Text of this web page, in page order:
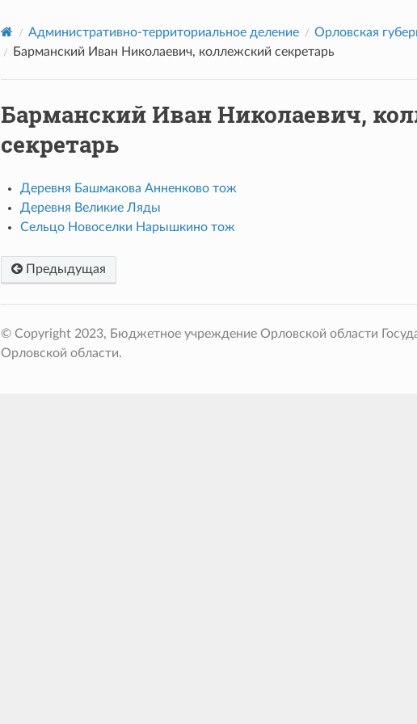
Административно-территориальное деление Орловская
Барманский Иван Николаевич, коллежский секретарь
Барманский Иван Николаевич,
секретарь
Деревня Башмакова Анненково тож
Деревня Великие Ляды
Сельцо Новоселки Нарышкино тож
Предыдущая
© Copyright 2023, Бюджетное учреждение Орловской области
Орловской области.